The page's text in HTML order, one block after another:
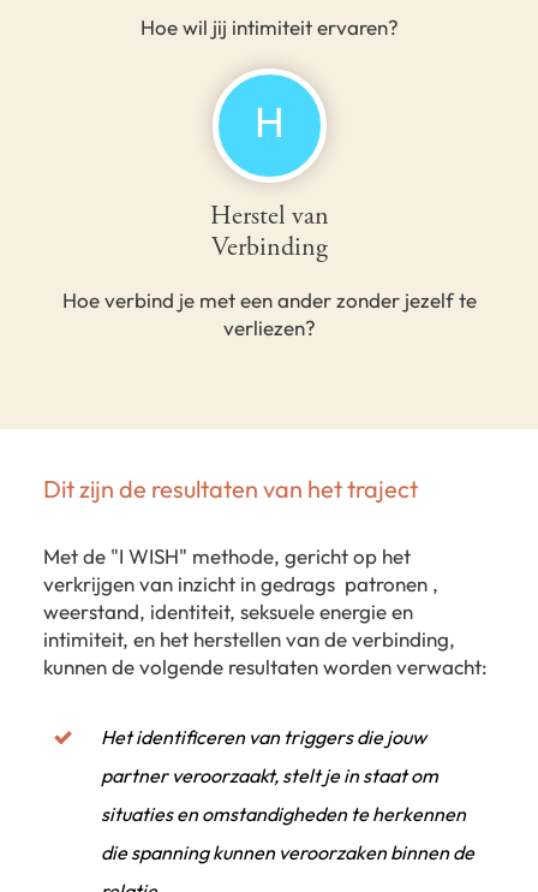
Hoe wil jij intimiteit ervaren?
H
Herstel van
Verbinding
Hoe verbind je met een ander zonder jezelf te
verliezen?
Dit zijn de resultaten van het traject
Met de "I WISH" methode, gericht op het
verkrijgen van inzicht in gedrags patronen ,
weerstand, identiteit, seksuele energie en
intimiteit, en het herstellen van de verbinding,
kunnen de volgende resultaten worden verwacht:
Het identificeren van triggers die jouw
partner veroorzaakt, stelt je in staat om
situaties en omstandigheden te herkennen
die spanning kunnen veroorzaken binnen de